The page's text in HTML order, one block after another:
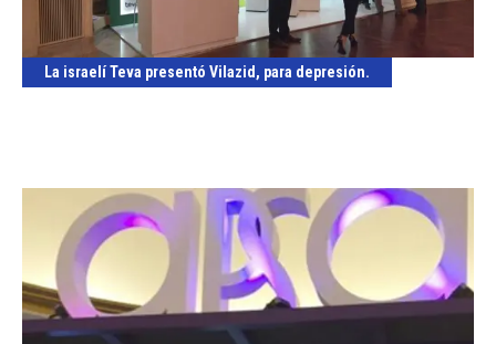
La israelí Teva presentó Vilazid, para depresión.